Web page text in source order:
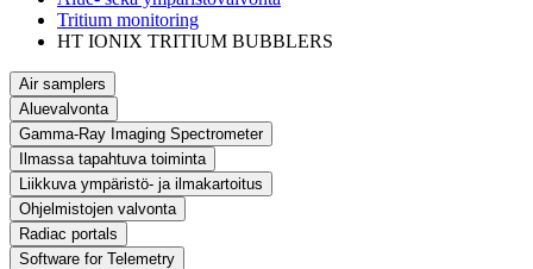
Tritium monitoring
HT IONIX TRITIUM BUBBLERS
Air samplers
Aluevalvonta
Gamma-Ray Imaging Spectrometer
Ilmassa tapahtuva toiminta
Liikkuva ympäristö- ja ilmakartoitus
Ohjelmistojen valvonta
Radiac portals
Software for Telemetry